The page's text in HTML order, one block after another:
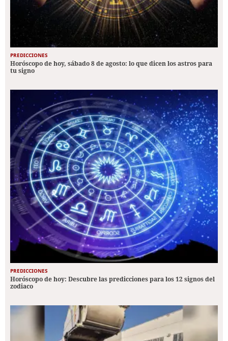
PREDICCIONES
Horóscopo de hoy, sábado 8 de agosto: lo que dicen los astros para
tu signo
PREDICCIONES
Horóscopo de hoy: Descubre las predicciones para los 12 signos del
zodiaco